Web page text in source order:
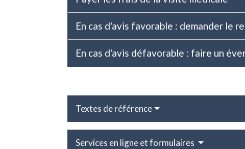
En cas d'avis favorable : demander le
En cas d'avis défavorable : faire un
Textes de référence
Services en ligne et formulaires